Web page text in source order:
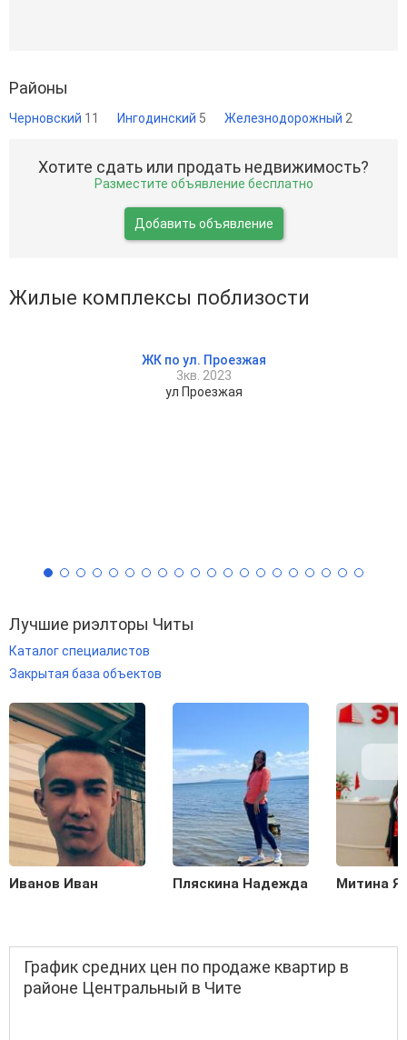
Районы
Черновский 11 Ингодинский 5 Железнодорожный 2
Хотите сдать или продать недвижимость?
Разместите объявление бесплатно
Добавить объявление
Жилые комплексы поблизости
ЖК по ул. Проезжая
3кв. 2023
ул Проезжая
Лучшие риэлторы Читы
Каталог специалистов
Закрытая база объектов
Иванов Иван Пляскина Надежда Митина
График средних цен по продаже квартир в
районе Центральный в Чите